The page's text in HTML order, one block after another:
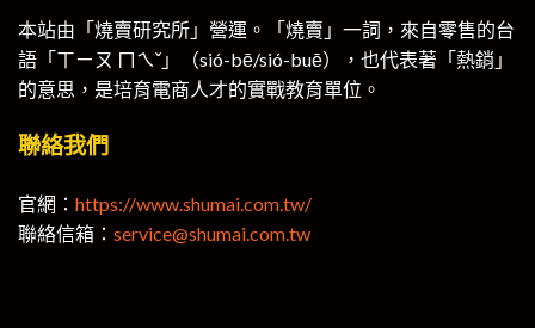
本站由「燒賣研究所」營運。「燒賣」一詞，來自零售的台
語「ㄒㄧㄡ ㄇㄟˇ」（sió-bē/sió-buē），也代表著「熱銷」
的意思，是培育電商人才的實戰教育單位。
聯絡我們
官網： https://www.shumai.com.tw/
聯絡信箱： service@shumai.com.tw